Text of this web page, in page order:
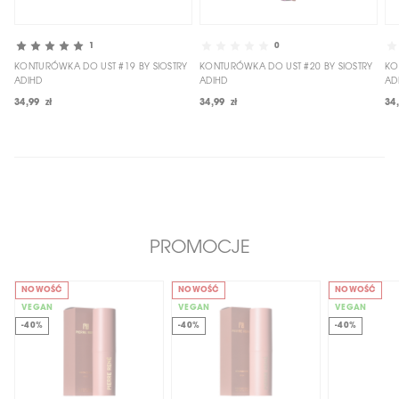
1
KONTURÓWKA DO UST #19 BY SIOSTRY
ADIHD
34,99 zł
0
KONTURÓWKA DO UST #20 BY SIOSTRY
ADIHD
34,99 zł
PROMOCJE
NOWOŚĆ
VEGAN
-40%
NOWOŚĆ
VEGAN
-40%
NOWOŚĆ
VEGAN
-40%